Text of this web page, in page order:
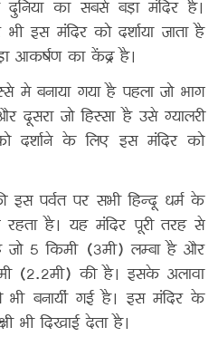
का सबसे बड़ा मंदिर है।
भी इस मंदिर को दर्शाया जाता है
आकर्षण का केंद्र है।
मे बनाया गया है पहला जो भाग
जो हिस्सा है उसे ग्यालरी
दर्शाने के लिए इस मंदिर को
इस पर्वत पर सभी हिन्दू धर्म के
है। यह मंदिर पूरी तरह से
5 किमी (3मी) लम्बा है और
(2.2मी) की है। इसके अलावा
भी बनायीं गई है। इस मंदिर के
भी दिखाई देता है।